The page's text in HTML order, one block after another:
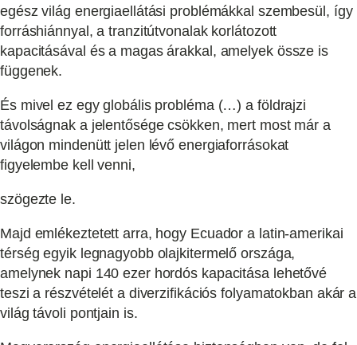
egész világ energiaellátási problémákkal szembesül, így
forráshiánnyal, a tranzitútvonalak korlátozott
kapacitásával és a magas árakkal, amelyek össze is
függenek.
És mivel ez egy globális probléma (…) a földrajzi
távolságnak a jelentősége csökken, mert most már a
világon mindenütt jelen lévő energiaforrásokat
figyelembe kell venni,
szögezte le.
Majd emlékeztetett arra, hogy Ecuador a latin-amerikai
térség egyik legnagyobb olajkitermelő országa,
amelynek napi 140 ezer hordós kapacitása lehetővé
teszi a részvételét a diverzifikációs folyamatokban akár a
világ távoli pontjain is.